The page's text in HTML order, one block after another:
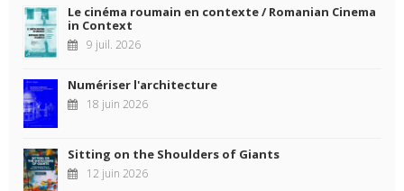
Le cinéma roumain en contexte / Romanian Cinema
in Context
9 juil. 2026
Numériser l'architecture
18 juin 2026
Sitting on the Shoulders of Giants
12 juin 2026